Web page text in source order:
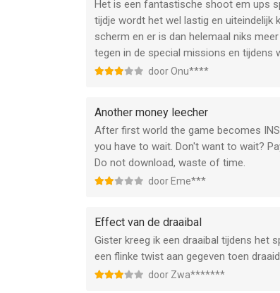
Het is een fantastische shoot em ups
tijdje wordt het wel lastig en uiteindelijk
scherm en er is dan helemaal niks
tegen in de special missions en tijdens
door Onu****
Another money leecher
After first world the game becomes
you have to wait. Don't want to wait?
Do not download, waste of time.
door Eme***
Effect van de draaibal
Gister kreeg ik een draaibal tijdens het
een flinke twist aan gegeven toen
door Zwa*******